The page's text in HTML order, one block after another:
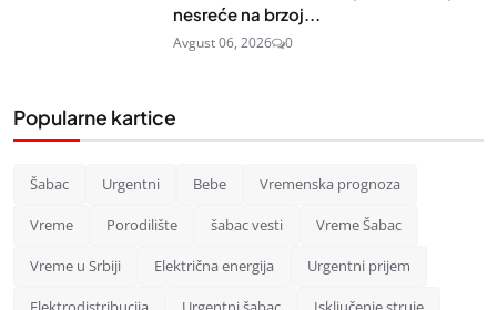
nesreće na brzoj...
Avgust 06, 2026 0
Popularne kartice
Šabac Urgentni Bebe Vremenska prognoza
Vreme Porodilište šabac vesti Vreme Šabac
Vreme u Srbiji Električna energija Urgentni prijem